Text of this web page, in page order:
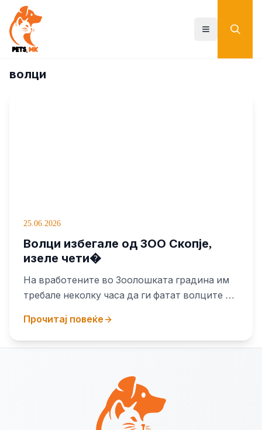
main
content
Toggle menu
волци
25.06.2026
Волци избегале од ЗОО Скопје,
изеле чети�
На вработените во Зоолошката градина им
требале неколку часа да ги фатат волците и
Прочитај повеќе